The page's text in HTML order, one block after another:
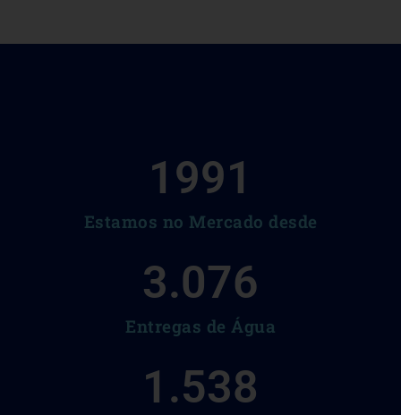
Estamos no Mercado desde
1991
Entregas de Água
3.076
1.538